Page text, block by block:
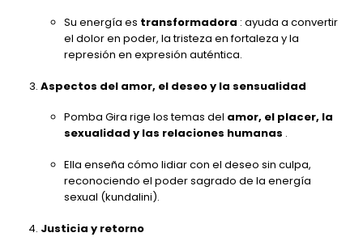
Su energía es transformadora : ayuda a convertir
el dolor en poder, la tristeza en fortaleza y la
represión en expresión auténtica.
Aspectos del amor, el deseo y la sensualidad
Pomba Gira rige los temas del amor, el placer, la
sexualidad y las relaciones humanas .
Ella enseña cómo lidiar con el deseo sin culpa,
reconociendo el poder sagrado de la energía
sexual (kundalini).
Justicia y retorno